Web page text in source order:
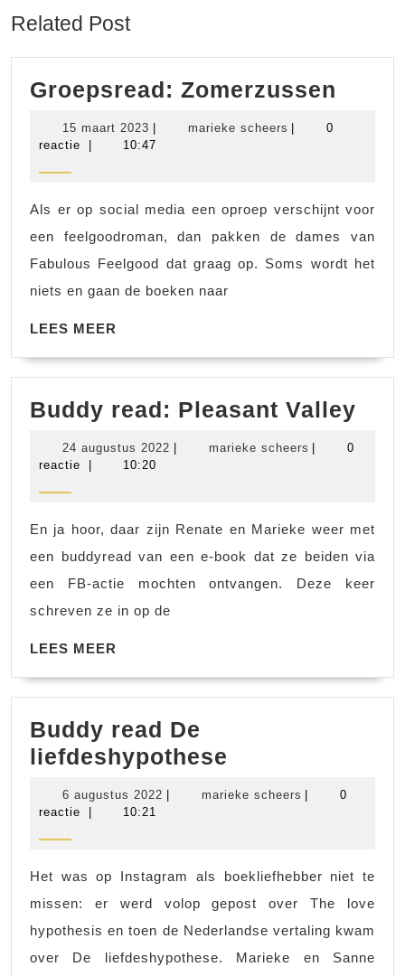
Related Post
Groepsread: Zomerzussen
15 maart 2023 15
maart
marieke scheers marieke
0
reactie
10:47
Als er op social media een oproep verschijnt voor
een feelgoodroman, dan pakken de dames van
Fabulous Feelgood dat graag op. Soms wordt het
niets en gaan de boeken naar
LEES MEER
Buddy read: Pleasant Valley
24 augustus 2022 24
marieke scheers marieke
0
reactie
10:20
En ja hoor, daar zijn Renate en Marieke weer met
een buddyread van een e-book dat ze beiden via
een FB-actie mochten ontvangen. Deze keer
schreven ze in op de
LEES MEER
Buddy read De
liefdeshypothese
6 augustus 2022 6
marieke scheers marieke
0
reactie
10:21
Het was op Instagram als boekliefhebber niet te
missen: er werd volop gepost over The love
hypothesis en toen de Nederlandse vertaling kwam
over De liefdeshypothese. Marieke en Sanne